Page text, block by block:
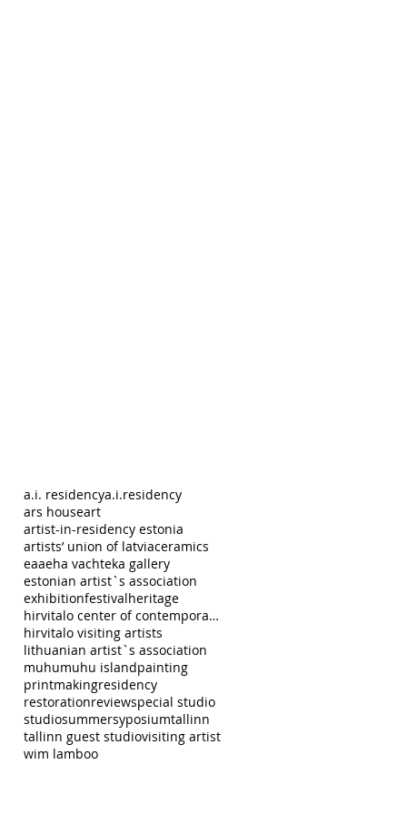
a.i. residencya.i.residency
ars houseart
artist-in-residency estonia
artists’ union of latviaceramics
eaaeha vachteka gallery
estonian artist`s association
exhibitionfestivalheritage
hirvitalo center of contemporary art pispala
hirvitalo visiting artists
lithuanian artist`s association
muhumuhu islandpainting
printmakingresidency
restorationreviewspecial studio
studiosummersyposiumtallinn
tallinn guest studiovisiting artist
wim lamboo